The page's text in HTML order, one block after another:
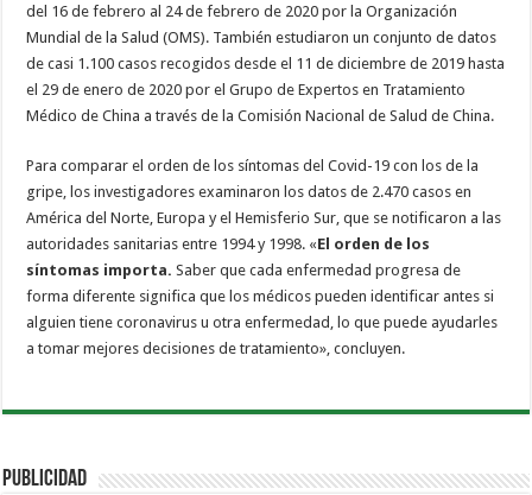
del 16 de febrero al 24 de febrero de 2020 por la Organización
Mundial de la Salud (OMS). También estudiaron un conjunto de datos
de casi 1.100 casos recogidos desde el 11 de diciembre de 2019 hasta
el 29 de enero de 2020 por el Grupo de Expertos en Tratamiento
Médico de China a través de la Comisión Nacional de Salud de China.
Para comparar el orden de los síntomas del Covid-19 con los de la
gripe, los investigadores examinaron los datos de 2.470 casos en
América del Norte, Europa y el Hemisferio Sur, que se notificaron a las
autoridades sanitarias entre 1994 y 1998. «El orden de los
síntomas importa. Saber que cada enfermedad progresa de
forma diferente significa que los médicos pueden identificar antes si
alguien tiene coronavirus u otra enfermedad, lo que puede ayudarles
a tomar mejores decisiones de tratamiento», concluyen.
PUBLICIDAD